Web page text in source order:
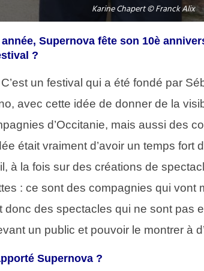
Karine Chapert © Franck Alix
Supernova fête son 10è
?
C’est un festival qui a été fondé par
avec cette idée de donner de la
d’Occitanie, mais aussi des
était vraiment d’avoir un temps fort
à la fois sur des créations de
: ce sont des compagnies qui vont
donc des spectacles qui ne sont pas
un public et pouvoir le montrer à
Supernova ?